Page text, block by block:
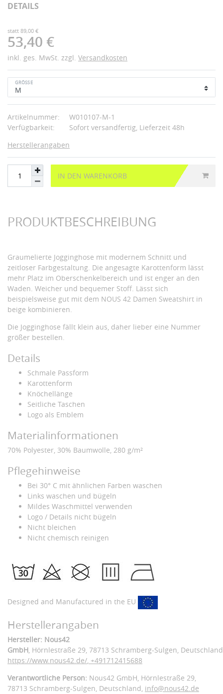
DETAILS
statt 89,00 €
53,40 €
inkl. ges. MwSt. zzgl. Versandkosten
GRÖSSE
Artikelnummer:
W010107-M-1
Verfügbarkeit:
Sofort versandfertig, Lieferzeit 48h
Herstellerangaben
IN DEN WARENKORB
PRODUKTBESCHREIBUNG
Graumelierte Jogginghose mit modernem Schnitt und
zeitloser Farbgestaltung. Die angesagte Karottenform lässt
mehr Platz im Oberschenkelbereich und ist enger an den
Waden. Weicher und bequemer Stoff. Lässt sich
beispielsweise gut mit dem NOUS 42 Damen Sweatshirt in
beige kombinieren.
Die Jogginghose fällt klein aus, daher lieber eine Nummer
größer bestellen.
Details
Schmale Passform
Karottenform
Knöchellänge
Seitliche Taschen
Logo als Emblem
Materialinformationen
70% Polyester, 30% Baumwolle, 280 g/m²
Pflegehinweise
Bei 30° C mit ähnlichen Farben waschen
Links waschen und bügeln
Mildes Waschmittel verwenden
Logo / Details nicht bügeln
Nicht bleichen
Nicht chemisch reinigen
Designed and Manufactured in the EU
Herstellerangaben
Hersteller: Nous42
GmbH, Hörnlestraße 29, 78713 Schramberg-Sulgen, Deutschland
https://www.nous42.de/, +491712415688
Verantwortliche Person: Nous42 GmbH, Hörnlestraße 29,
78713 Schramberg-Sulgen, Deutschland, info@nous42.de